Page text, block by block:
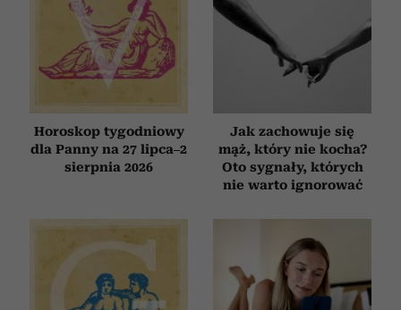
Horoskop tygodniowy
dla Panny na 27 lipca–2
sierpnia 2026
Jak zachowuje się
mąż, który nie kocha?
Oto sygnały, których
nie warto ignorować